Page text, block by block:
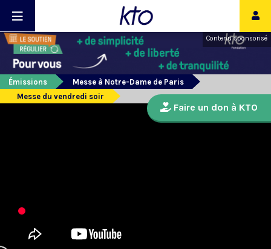
Contenu sponsorisé
Émissions
Messe à Notre-Dame de Paris
Messe du vendredi soir
Faire un don à KTO